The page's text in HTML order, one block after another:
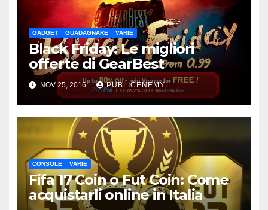
GADGET GUADAGNARE VARIE
Black Friday: Le migliori
offerte di GearBest
NOV 25, 2016 PUBLICENEMY
CONSOLE VARIE
Fifa 17 Coin o Fut Coin: Come
acquistarli online in Italia